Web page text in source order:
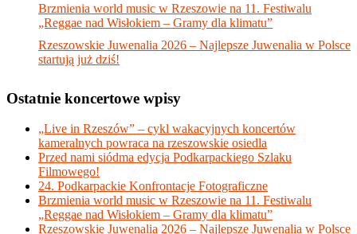
Brzmienia world music w Rzeszowie na 11. Festiwalu
„Reggae nad Wisłokiem – Gramy dla klimatu”
Rzeszowskie Juwenalia 2026 – Najlepsze Juwenalia w Polsce
startują już dziś!
Ostatnie koncertowe wpisy
„Live in Rzeszów” – cykl wakacyjnych koncertów
kameralnych powraca na rzeszowskie osiedla
Przed nami siódma edycja Podkarpackiego Szlaku
Filmowego!
24. Podkarpackie Konfrontacje Fotograficzne
Brzmienia world music w Rzeszowie na 11. Festiwalu
„Reggae nad Wisłokiem – Gramy dla klimatu”
Rzeszowskie Juwenalia 2026 – Najlepsze Juwenalia w Polsce